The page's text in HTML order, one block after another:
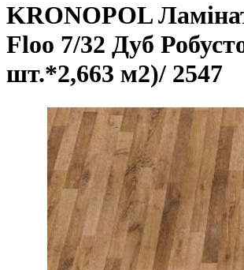
KRONOPOL
Floo 7/32 Дуб
шт.*2,663 м2)/ 2547